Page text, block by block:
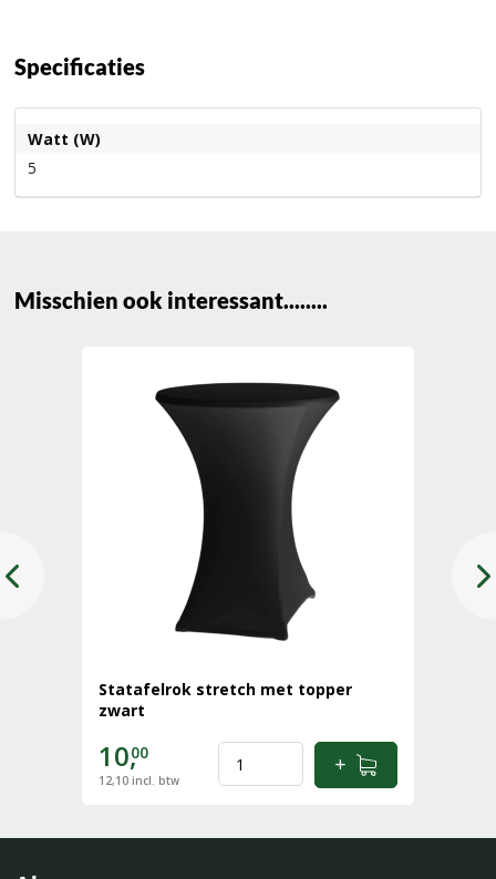
Specificaties
Watt (W)
5
Misschien ook interessant........
Statafelrok stretch met topper
zwart
10,00
12,10 incl. btw